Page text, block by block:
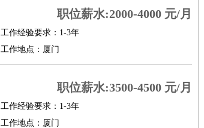
职位薪水:2000-4000 元/月
工作经验要求：1-3年
工作地点：厦门
职位薪水:3500-4500 元/月
工作经验要求：1-3年
工作地点：厦门